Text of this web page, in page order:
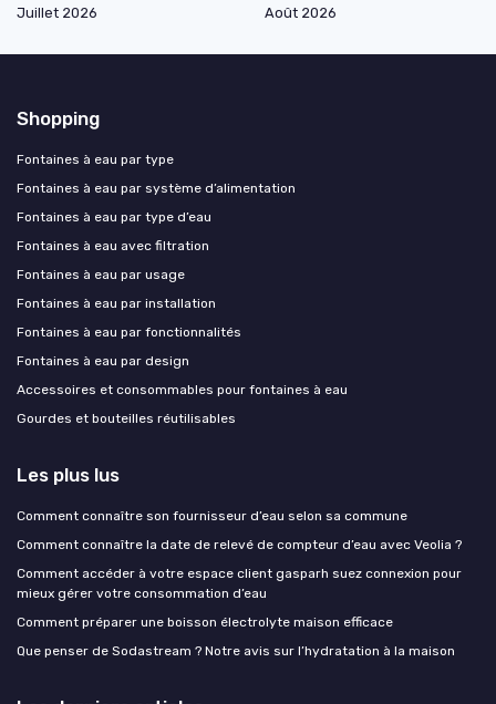
Juillet 2026
Août 2026
Shopping
Fontaines à eau par type
Fontaines à eau par système d’alimentation
Fontaines à eau par type d’eau
Fontaines à eau avec filtration
Fontaines à eau par usage
Fontaines à eau par installation
Fontaines à eau par fonctionnalités
Fontaines à eau par design
Accessoires et consommables pour fontaines à eau
Gourdes et bouteilles réutilisables
Les plus lus
Comment connaître son fournisseur d’eau selon sa commune
Comment connaître la date de relevé de compteur d’eau avec Veolia ?
Comment accéder à votre espace client gasparh suez connexion pour
mieux gérer votre consommation d’eau
Comment préparer une boisson électrolyte maison efficace
Que penser de Sodastream ? Notre avis sur l’hydratation à la maison